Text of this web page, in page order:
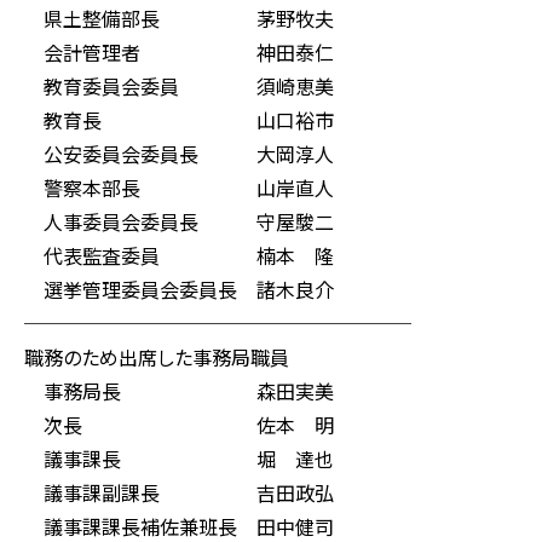
県土整備部長 茅野牧夫
会計管理者 神田泰仁
教育委員会委員 須崎恵美
教育長 山口裕市
公安委員会委員長 大岡淳人
警察本部長 山岸直人
人事委員会委員長 守屋駿二
代表監査委員 楠本 隆
選挙管理委員会委員長 諸木良介
────────────────────
職務のため出席した事務局職員
事務局長 森田実美
次長 佐本 明
議事課長 堀 達也
議事課副課長 吉田政弘
議事課課長補佐兼班長 田中健司